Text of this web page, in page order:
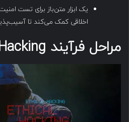
یک ابزار متن‌باز برای تست
اخلاقی کمک می‌کند تا
مراحل فرآیند Ethical Hacking